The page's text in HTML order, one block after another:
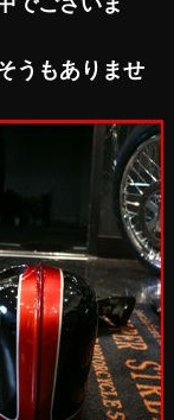
うもありませ